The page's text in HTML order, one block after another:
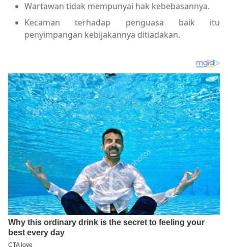
Wartawan tidak mempunyai hak kebebasannya.
Kecaman terhadap penguasa baik itu
penyimpangan kebijakannya ditiadakan.